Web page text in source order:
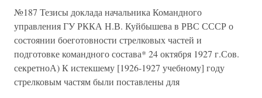
№187 Тезисы доклада начальника Командного
управления ГУ РККА Н.В. Куйбышева в РВС СССР о
состоянии боеготовности стрелковых частей и
подготовке командного состава* 24 октября 1927 г.Сов.
секретноА) К истекшему [1926-1927 учебному] году
стрелковым частям были поставлены для